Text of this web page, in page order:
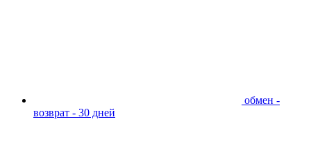
обмен -
возврат - 30 дней